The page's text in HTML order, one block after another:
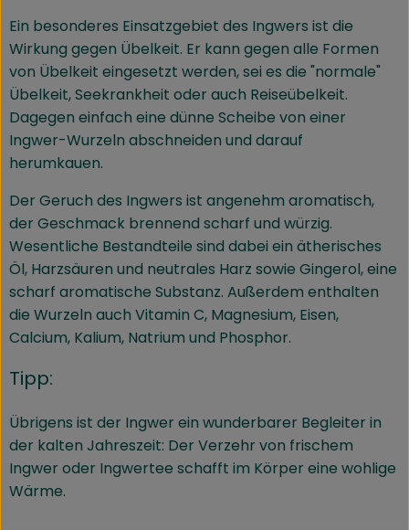
Ein besonderes Einsatzgebiet des Ingwers ist die
Wirkung gegen Übelkeit. Er kann gegen alle Formen
von Übelkeit eingesetzt werden, sei es die "normale"
Übelkeit, Seekrankheit oder auch Reiseübelkeit.
Dagegen einfach eine dünne Scheibe von einer
Ingwer-Wurzeln abschneiden und darauf
herumkauen.
Der Geruch des Ingwers ist angenehm aromatisch,
der Geschmack brennend scharf und würzig.
Wesentliche Bestandteile sind dabei ein ätherisches
Öl, Harzsäuren und neutrales Harz sowie Gingerol, eine
scharf aromatische Substanz. Außerdem enthalten
die Wurzeln auch Vitamin C, Magnesium, Eisen,
Calcium, Kalium, Natrium und Phosphor.
Tipp:
Übrigens ist der Ingwer ein wunderbarer Begleiter in
der kalten Jahreszeit: Der Verzehr von frischem
Ingwer oder Ingwertee schafft im Körper eine wohlige
Wärme.